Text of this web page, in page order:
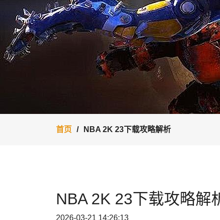
首页 NBA 2K 23下载攻略解析
NBA 2K 23下载攻略解
2026-03-21 14:26:13